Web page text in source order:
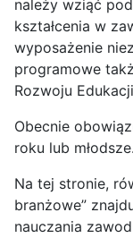
należy wziąć
kształcenia w
wyposażenie
programowe
Rozwoju Edukacji
Obecnie
roku lub młodsze.
Na tej stronie,
branżowe”
nauczania